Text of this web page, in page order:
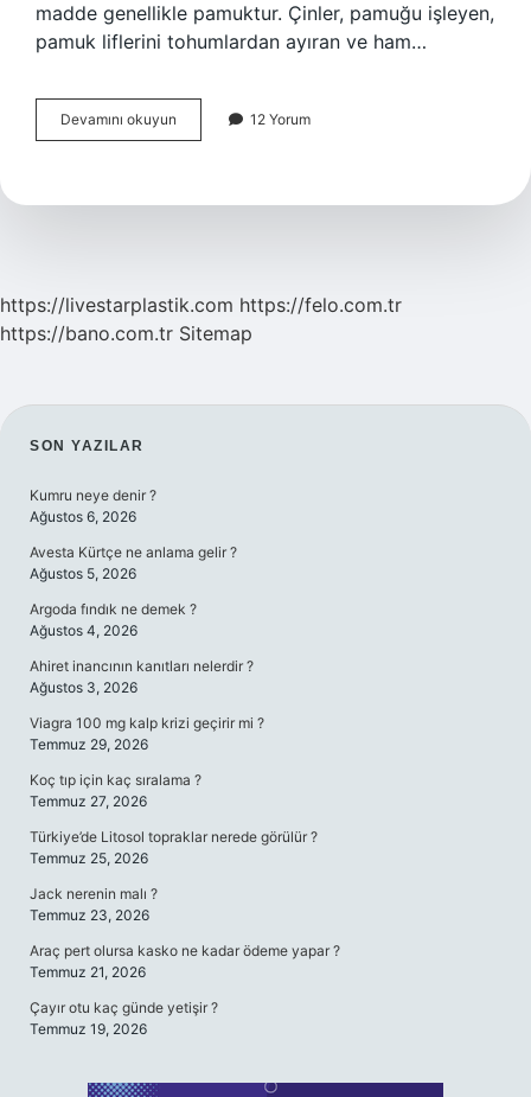
madde genellikle pamuktur. Çinler, pamuğu işleyen,
pamuk liflerini tohumlardan ayıran ve ham…
Devamını okuyun
Nerede
12 Yorum
https://livestarplastik.com https://felo.com.tr
https://bano.com.tr Sitemap
SIDEBAR
SON YAZILAR
Kumru neye denir ?
Ağustos 6, 2026
Avesta Kürtçe ne anlama gelir ?
Ağustos 5, 2026
Argoda fındık ne demek ?
Ağustos 4, 2026
Ahiret inancının kanıtları nelerdir ?
Ağustos 3, 2026
Viagra 100 mg kalp krizi geçirir mi ?
Temmuz 29, 2026
Koç tıp için kaç sıralama ?
Temmuz 27, 2026
Türkiye’de Litosol topraklar nerede görülür ?
Temmuz 25, 2026
Jack nerenin malı ?
Temmuz 23, 2026
Araç pert olursa kasko ne kadar ödeme yapar ?
Temmuz 21, 2026
Çayır otu kaç günde yetişir ?
Temmuz 19, 2026